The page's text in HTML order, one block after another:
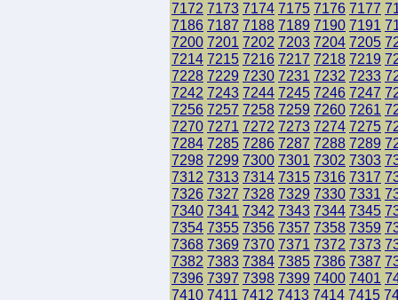
7172 7173 7174 7175 7176 7177
7186 7187 7188 7189 7190 7191
7200 7201 7202 7203 7204 7205
7214 7215 7216 7217 7218 7219
7228 7229 7230 7231 7232 7233
7242 7243 7244 7245 7246 7247
7256 7257 7258 7259 7260 7261
7270 7271 7272 7273 7274 7275
7284 7285 7286 7287 7288 7289
7298 7299 7300 7301 7302 7303
7312 7313 7314 7315 7316 7317
7326 7327 7328 7329 7330 7331
7340 7341 7342 7343 7344 7345
7354 7355 7356 7357 7358 7359
7368 7369 7370 7371 7372 7373
7382 7383 7384 7385 7386 7387
7396 7397 7398 7399 7400 7401
7410 7411 7412 7413 7414 7415